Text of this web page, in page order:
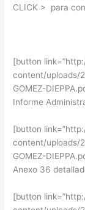
CLICK > para
[button
content/uploads/
GOMEZ-
Informe
[button
content/uploads/
GOMEZ-
Anexo 36
[button